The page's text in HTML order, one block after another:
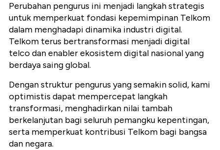
Perubahan pengurus ini menjadi langkah strategis
untuk memperkuat fondasi kepemimpinan Telkom
dalam menghadapi dinamika industri digital.
Telkom terus bertransformasi menjadi digital
telco dan enabler ekosistem digital nasional yang
berdaya saing global.
Dengan struktur pengurus yang semakin solid, kami
optimistis dapat mempercepat langkah
transformasi, menghadirkan nilai tambah
berkelanjutan bagi seluruh pemangku kepentingan,
serta memperkuat kontribusi Telkom bagi bangsa
dan negara.